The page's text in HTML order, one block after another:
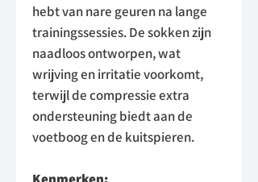
hebt van nare geuren na lange
trainingssessies. De sokken zijn
naadloos ontworpen, wat
wrijving en irritatie voorkomt,
terwijl de compressie extra
ondersteuning biedt aan de
voetboog en de kuitspieren.